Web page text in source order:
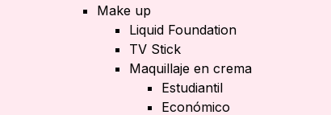
Make up
Liquid Foundation
TV Stick
Maquillaje en crema
Estudiantil
Económico